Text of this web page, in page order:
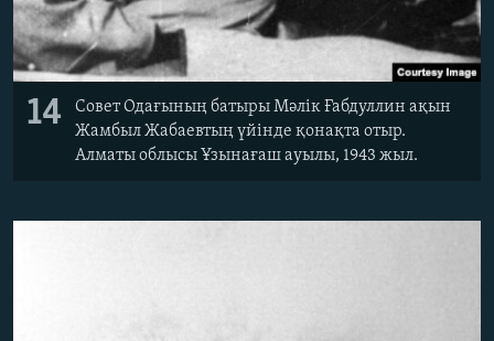
14
Совет Одағының батыры Мәлік Ғабдуллин ақын
Жамбыл Жабаевтың үйінде қонақта отыр.
Алматы облысы Ұзынағаш ауылы, 1943 жыл.